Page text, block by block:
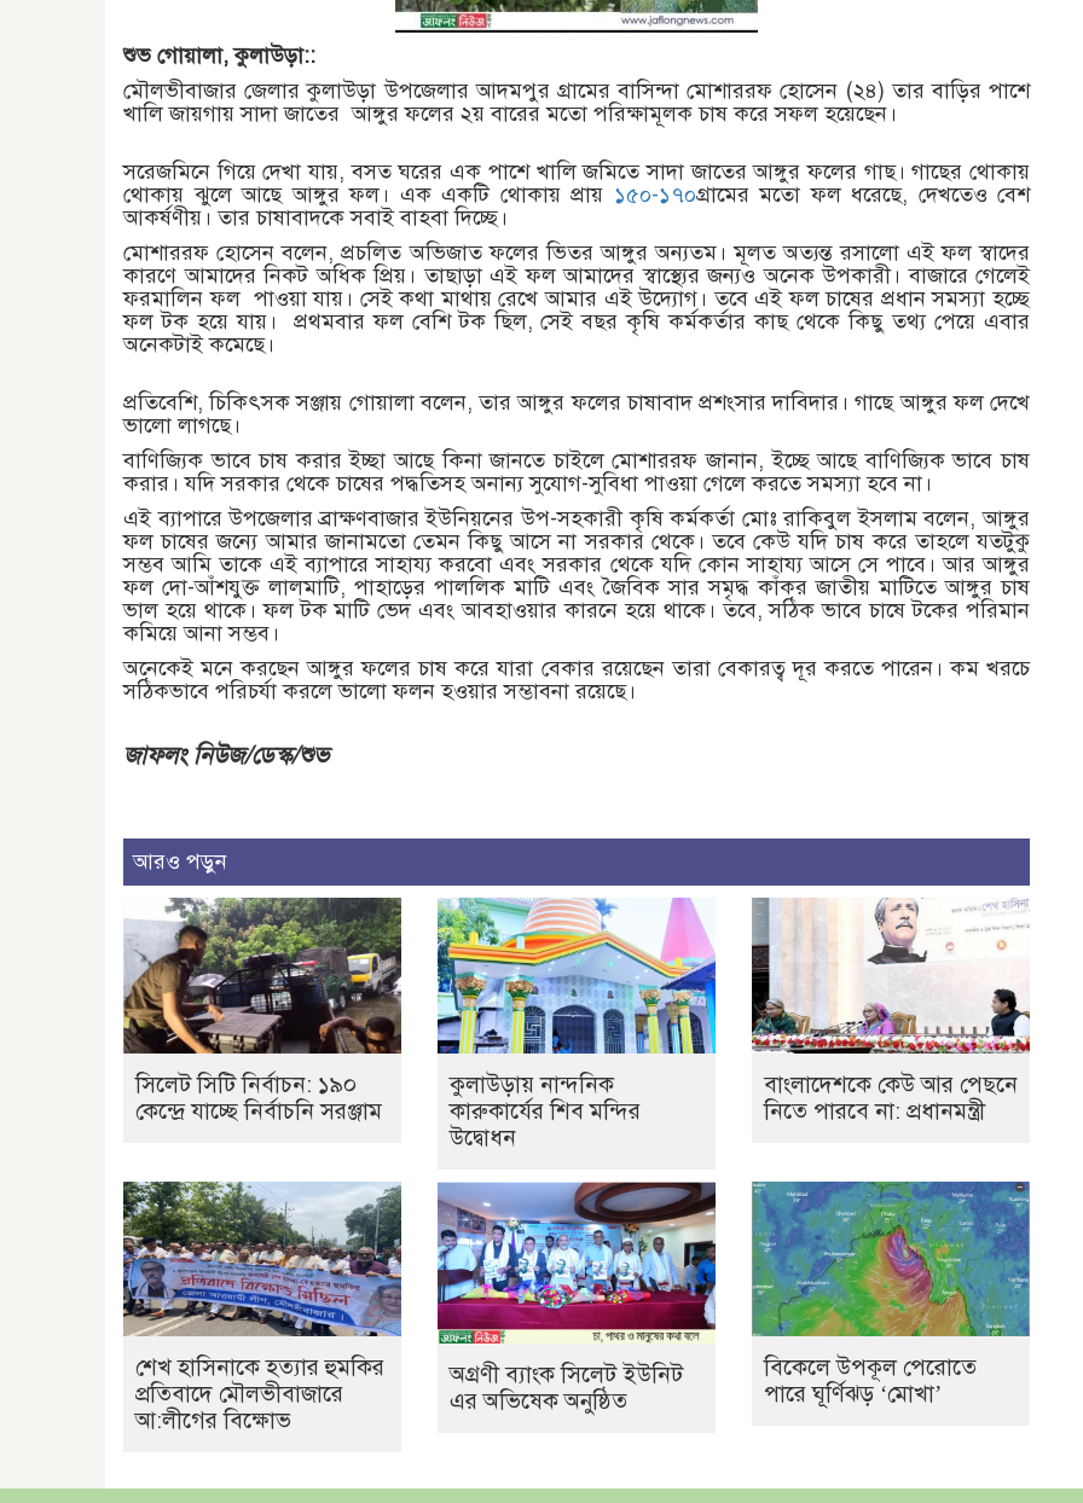
শুভ গোয়ালা, কুলাউড়া::
মৌলভীবাজার জেলার কুলাউড়া উপজেলার আদমপুর গ্রামের বাসিন্দা মোশাররফ হোসেন (২৪) তার বাড়ির পাশে
খালি জায়গায় সাদা জাতের আঙ্গুর ফলের ২য় বারের মতো পরিক্ষামূলক চাষ করে সফল হয়েছেন।
সরেজমিনে গিয়ে দেখা যায়, বসত ঘরের এক পাশে খালি জমিতে সাদা জাতের আঙ্গুর ফলের গাছ। গাছের থোকায়
থোকায় ঝুলে আছে আঙ্গুর ফল। এক একটি থোকায় প্রায় ১৫০-১৭০গ্রামের মতো ফল ধরেছে, দেখতেও বেশ
আকর্ষণীয়। তার চাষাবাদকে সবাই বাহবা দিচ্ছে।
মোশাররফ হোসেন বলেন, প্রচলিত অভিজাত ফলের ভিতর আঙ্গুর অন্যতম। মূলত অত্যন্ত রসালো এই ফল স্বাদের
কারণে আমাদের নিকট অধিক প্রিয়। তাছাড়া এই ফল আমাদের স্বাস্থ্যের জন্যও অনেক উপকারী। বাজারে গেলেই
ফরমালিন ফল পাওয়া যায়। সেই কথা মাথায় রেখে আমার এই উদ্যোগ। তবে এই ফল চাষের প্রধান সমস্যা হচ্ছে
ফল টক হয়ে যায়। প্রথমবার ফল বেশি টক ছিল, সেই বছর কৃষি কর্মকর্তার কাছ থেকে কিছু তথ্য পেয়ে এবার
অনেকটাই কমেছে।
প্রতিবেশি, চিকিৎসক সঞ্জায় গোয়ালা বলেন, তার আঙ্গুর ফলের চাষাবাদ প্রশংসার দাবিদার। গাছে আঙ্গুর ফল দেখে
ভালো লাগছে।
বাণিজ্যিক ভাবে চাষ করার ইচ্ছা আছে কিনা জানতে চাইলে মোশাররফ জানান, ইচ্ছে আছে বাণিজ্যিক ভাবে চাষ
করার। যদি সরকার থেকে চাষের পদ্ধতিসহ অনান্য সুযোগ-সুবিধা পাওয়া গেলে করতে সমস্যা হবে না।
এই ব্যাপারে উপজেলার ব্রাক্ষণবাজার ইউনিয়নের উপ-সহকারী কৃষি কর্মকর্তা মোঃ রাকিবুল ইসলাম বলেন, আঙ্গুর
ফল চাষের জন্যে আমার জানামতো তেমন কিছু আসে না সরকার থেকে। তবে কেউ যদি চাষ করে তাহলে যতটুকু
সম্ভব আমি তাকে এই ব্যাপারে সাহায্য করবো এবং সরকার থেকে যদি কোন সাহায্য আসে সে পাবে। আর আঙ্গুর
ফল দো-আঁশযুক্ত লালমাটি, পাহাড়ের পাললিক মাটি এবং জৈবিক সার সমৃদ্ধ কাঁকর জাতীয় মাটিতে আঙ্গুর চাষ
ভাল হয়ে থাকে। ফল টক মাটি ভেদ এবং আবহাওয়ার কারনে হয়ে থাকে। তবে, সঠিক ভাবে চাষে টকের পরিমান
কমিয়ে আনা সম্ভব।
অনেকেই মনে করছেন আঙ্গুর ফলের চাষ করে যারা বেকার রয়েছেন তারা বেকারত্ব দূর করতে পারেন। কম খরচে
সঠিকভাবে পরিচর্যা করলে ভালো ফলন হওয়ার সম্ভাবনা রয়েছে।
জাফলং নিউজ/ডেস্ক/শুভ
আরও পড়ুন
সিলেট সিটি নির্বাচন: ১৯০
কেন্দ্রে যাচ্ছে নির্বাচনি সরঞ্জাম
কুলাউড়ায় নান্দনিক
কারুকার্যের শিব মন্দির
উদ্বোধন
বাংলাদেশকে কেউ আর পেছনে
নিতে পারবে না: প্রধানমন্ত্রী
শেখ হাসিনাকে হত্যার হুমকির
প্রতিবাদে মৌলভীবাজারে
আ:লীগের বিক্ষোভ
অগ্রণী ব্যাংক সিলেট ইউনিট
এর অভিষেক অনুষ্ঠিত
বিকেলে উপকূল পেরোতে
পারে ঘূর্ণিঝড় ‘মোখা’